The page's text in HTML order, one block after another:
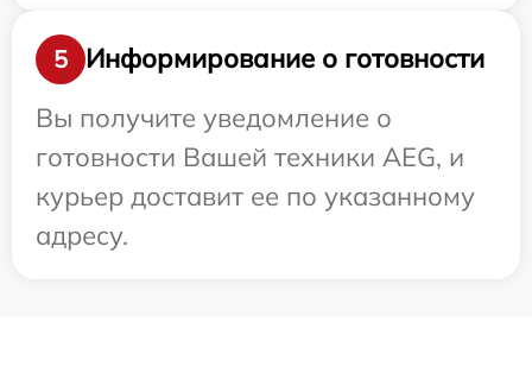
5
Информирование о готовности
Вы получите уведомление о
готовности Вашей техники AEG, и
курьер доставит ее по указанному
адресу.